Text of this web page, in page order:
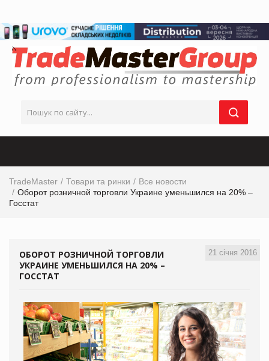
TradeMaster Товари та ринки
Все новости
Оборот розничной торговли Украине уменьшился на 20% –
Госстат
21 січня 2016
ОБОРОТ РОЗНИЧНОЙ ТОРГОВЛИ
УКРАИНЕ УМЕНЬШИЛСЯ НА 20% –
ГОССТАТ